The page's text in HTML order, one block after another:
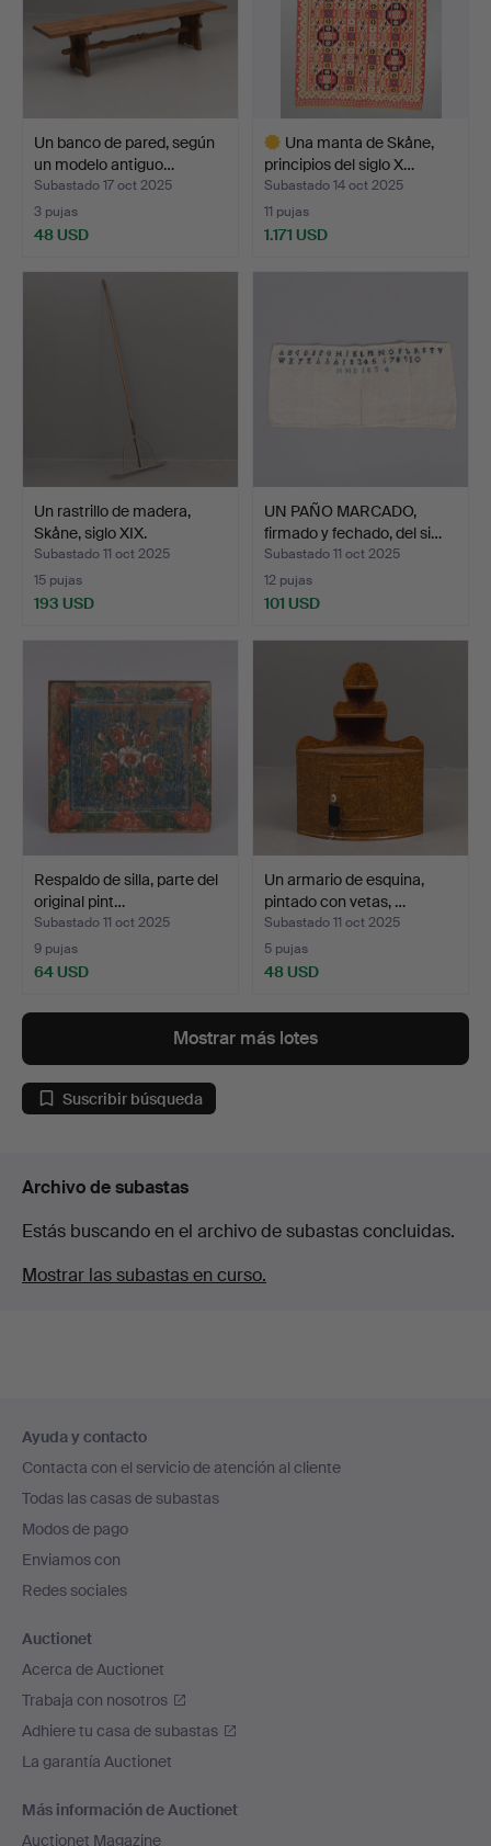
Un banco de pared, según
un modelo antiguo…
Subastado 17 oct 2025
3 pujas
48 USD
Una manta de Skåne,
principios del siglo X…
Subastado 14 oct 2025
11 pujas
1.171 USD
Un rastrillo de madera,
Skåne, siglo XIX.
Subastado 11 oct 2025
15 pujas
193 USD
UN PAÑO MARCADO,
firmado y fechado, del si…
Subastado 11 oct 2025
12 pujas
101 USD
Respaldo de silla, parte del
original pint…
Subastado 11 oct 2025
9 pujas
64 USD
Un armario de esquina,
pintado con vetas, …
Subastado 11 oct 2025
5 pujas
48 USD
Mostrar más lotes
Suscribir búsqueda
Archivo de subastas
Estás buscando en el archivo de subastas concluidas.
Mostrar las subastas en curso.
en
el
pie
de
página
Ayuda y contacto
Contacta con el servicio de atención al cliente
Todas las casas de subastas
Modos de pago
Enviamos con
Redes sociales
Auctionet
Acerca de Auctionet
Trabaja con nosotros
Adhiere tu casa de subastas
La garantía Auctionet
Más información de Auctionet
Auctionet Magazine